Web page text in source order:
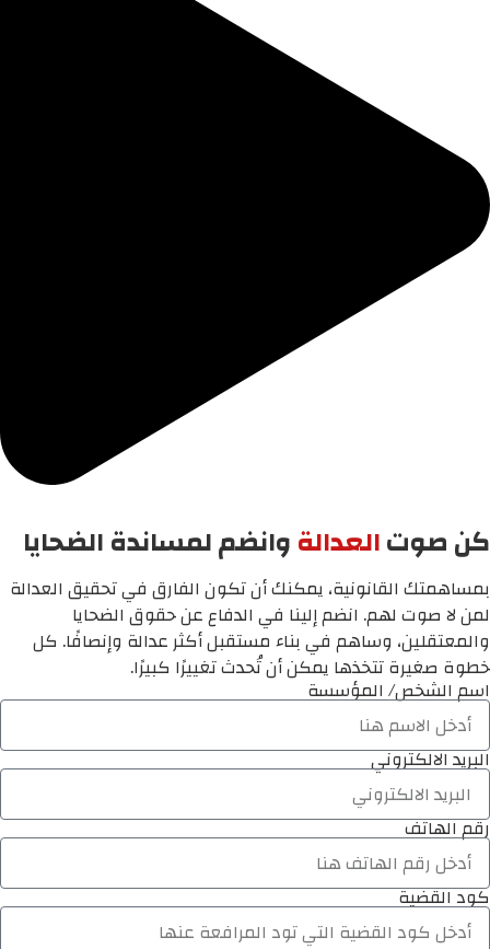
كن صوتالعدالةوانضم لمساندة الضحايا
بمساهمتك القانونية، يمكنك أن تكون الفارق في تحقيق العدالة
لمن لا صوت لهم. انضم إلينا في الدفاع عن حقوق الضحايا
والمعتقلين، وساهم في بناء مستقبل أكثر عدالة وإنصافًا. كل
خطوة صغيرة تتخذها يمكن أن تُحدث تغييرًا كبيرًا.
اسم الشخص/ المؤسسة
البريد الالكتروني
رقم الهاتف
كود القضية